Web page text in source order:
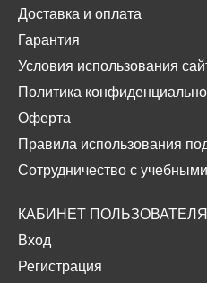
Доставка и оплата
Гарантия
Условия использования
Политика
Оферта
Правила использования
Сотрудничество с
КАБИНЕТ ПОЛЬЗОВАТЕЛЯ
Вход
Регистрация